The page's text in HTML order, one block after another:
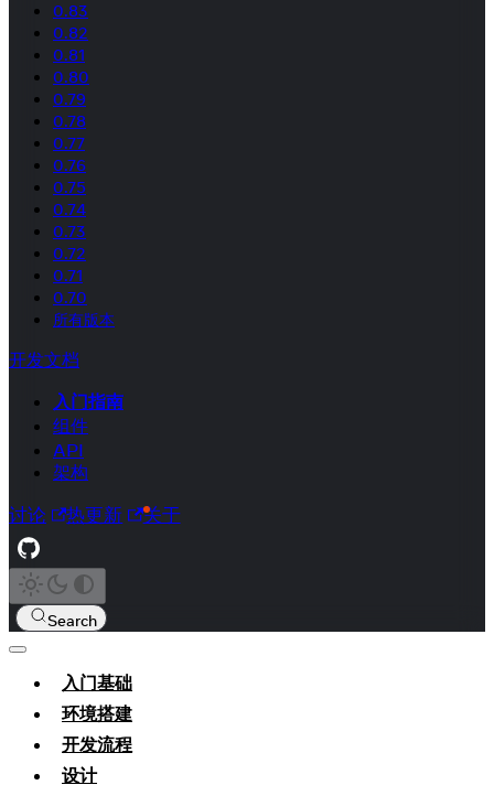
0.83
0.82
0.81
0.80
0.79
0.78
0.77
0.76
0.75
0.74
0.73
0.72
0.71
0.70
所有版本
开发文档
入门指南
组件
API
架构
讨论 热更新 关于
Search
入门基础
环境搭建
开发流程
设计